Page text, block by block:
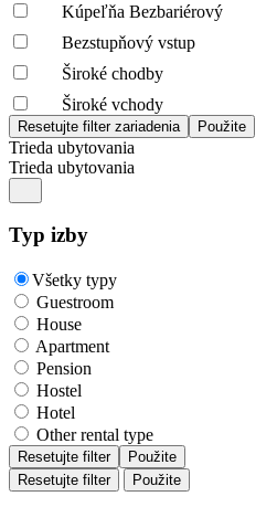
Kúpeľňa Bezbariérový
Bezstupňový vstup
Široké chodby
Široké vchody
Trieda ubytovania
Trieda ubytovania
Typ izby
Všetky typy
Guestroom
House
Apartment
Pension
Hostel
Hotel
Other rental type
Resetujte filter
Použite
Resetujte filter
Použite